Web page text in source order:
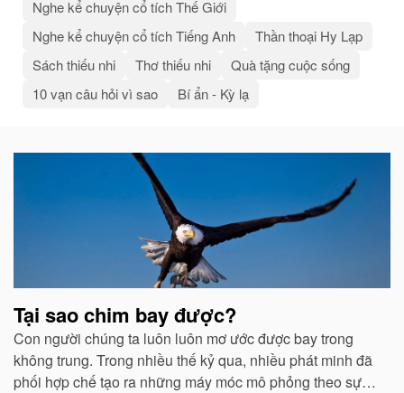
Nghe kể chuyện cổ tích Thế Giới
Nghe kể chuyện cổ tích Tiếng Anh
Thần thoại Hy Lạp
Sách thiếu nhi
Thơ thiếu nhi
Quà tặng cuộc sống
10 vạn câu hỏi vì sao
Bí ẩn - Kỳ lạ
Bài
liên
Tại sao chim bay được?
Con người chúng ta luôn luôn mơ ước được bay trong
không trung. Trong nhiều thế kỷ qua, nhiều phát minh đã
phối hợp chế tạo ra những máy móc mô phỏng theo sự